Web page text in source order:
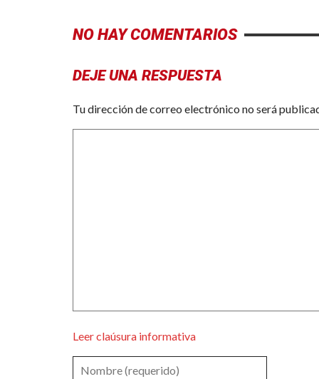
NO HAY COMENTARIOS
DEJE UNA RESPUESTA
Tu dirección de correo electrónico no será
Leer claúsura informativa